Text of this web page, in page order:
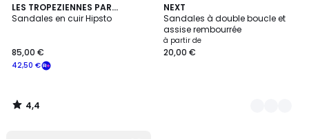
LES TROPEZIENNES PAR
M.BELARBI
Sandales en cuir Hipsto
€
souscrivez
notre
programme
42,50 €
85,00 €
4,4
/ 5
4,4
/
NEXT
Sandales à double boucle et
assise rembourrée
à partir de
20,00 €
6
Couleurs